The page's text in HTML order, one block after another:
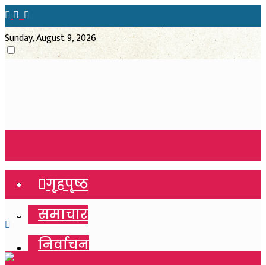
Sunday, August 9, 2026
गृहपृष्ठ
समाचार
निर्वाचन
गृहपृष्ठ
समाचार
निर्वाचन